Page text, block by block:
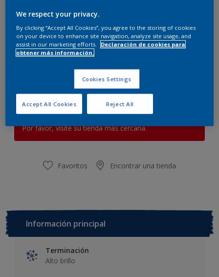
Tamaño
0.75 L 2.50 L
Por favor, visite su tienda más cercana.
Favoritos Encontrar una tienda
Información principal
Terminación
Alto brillo
We respect your privacy.
By clicking “Accept All Cookies”, you agree to the storing of cookies
on your device to enhance site navigation, analyze site usage, and
assist in our marketing efforts.
Declaración de cookies para
obtener más información.
Cookies Settings
Reject All
Accept All Cookies